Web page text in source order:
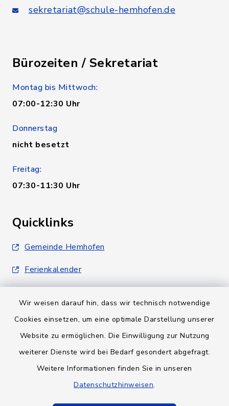
Wir weisen darauf hin, dass wir technisch notwendige
Cookies einsetzen, um eine optimale Darstellung unserer
Website zu ermöglichen. Die Einwilligung zur Nutzung
weiterer Dienste wird bei Bedarf gesondert abgefragt.
Weitere Informationen finden Sie in unseren
Datenschutzhinweisen.
sekretariat@schule-hemhofen.de
Bürozeiten / Sekretariat
Montag bis Mittwoch:
07:00-12:30 Uhr
Donnerstag
nicht besetzt
Freitag:
07:30-11:30 Uhr
Quicklinks
Gemeinde Hemhofen
Ferienkalender
Barrierefreiheit